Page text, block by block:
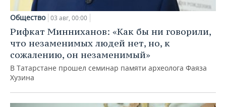
Общество 03 авг, 00:00
Рифкат Минниханов: «Как бы ни говорили,
что незаменимых людей нет, но, к
сожалению, он незаменимый»
В Татарстане прошел семинар памяти археолога Фаяза
Хузина